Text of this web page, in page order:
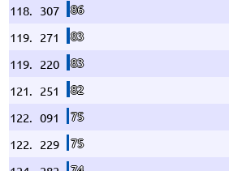
118. 307 86
119. 271 83
119. 220 83
121. 251 82
122. 091 75
122. 229 75